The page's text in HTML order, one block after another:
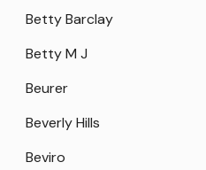
Betty Barclay
Betty M J
Beurer
Beverly Hills
Beviro